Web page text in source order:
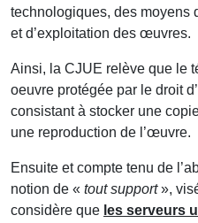
technologiques, des moyens
et d’exploitation des œuvres.
Ainsi, la CJUE relève que le
oeuvre protégée par le droit
consistant à stocker une
une reproduction de l’œuvre.
Ensuite et compte tenu de
notion de « tout support»,
considère que les serveurs